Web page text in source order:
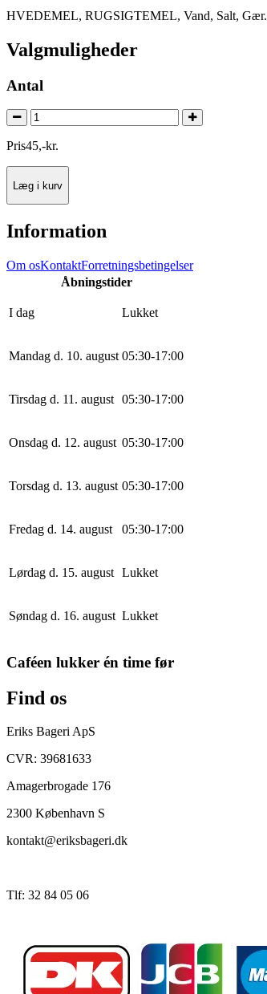
HVEDEMEL, RUGSIGTEMEL, Vand, Salt, Gær.
Valgmuligheder
Antal
Pris45,-kr.
Læg i kurv
Information
Om osKontaktForretningsbetingelser
Åbningstider
I dag Lukket
Mandag d. 10. august 05:30-17:00
Tirsdag d. 11. august 05:30-17:00
Onsdag d. 12. august 05:30-17:00
Torsdag d. 13. august 05:30-17:00
Fredag d. 14. august 05:30-17:00
Lørdag d. 15. august Lukket
Søndag d. 16. august Lukket
Caféen lukker én time før
Find os
Eriks Bageri ApS
CVR: 39681633
Amagerbrogade 176
2300 København S
kontakt@eriksbageri.dk
Tlf: 32 84 05 06